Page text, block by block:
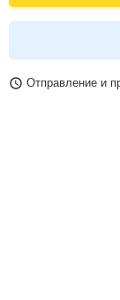
Отправление и